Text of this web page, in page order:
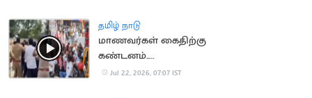
அனுமதி
தமிழ் நாடு
மாணவர்கள் கைதிற்கு
கண்டனம்..
திருவொற்றியூர் காவல்
Jul 22, 2026, 07:07 IST